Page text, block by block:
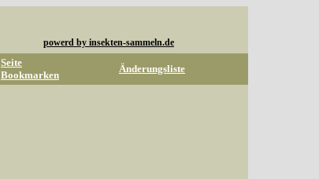
powerd by insekten-sammeln.de
Seite
Bookmarken
Änderungsliste